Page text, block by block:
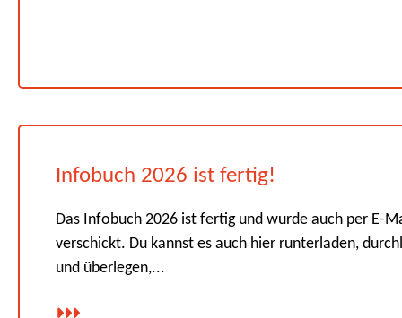
Infobuch 2026 ist fertig!
Das Infobuch 2026 ist fertig und wurde auch per E-
verschickt. Du kannst es auch hier runterladen,
und überlegen,...